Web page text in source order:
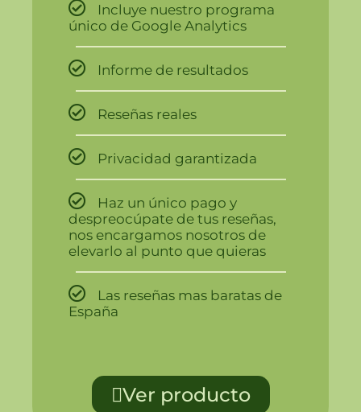
Incluye nuestro programa
único de Google Analytics
Informe de resultados
Reseñas reales
Privacidad garantizada
Haz un único pago y
despreocúpate de tus reseñas,
nos encargamos nosotros de
elevarlo al punto que quieras
Las reseñas mas baratas de
España
Ver producto